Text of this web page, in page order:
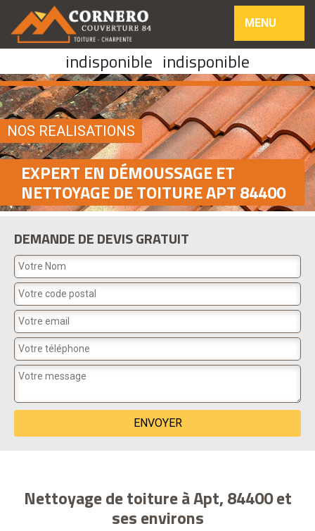
MENU
indisponible indisponible
NOS REALISATIONS
EXPERT EN DÉMOUSSAGE ET
NETTOYAGE DE TOITURE APT 84400
DEMANDE DE DEVIS GRATUIT
Nettoyage de toiture à Apt, 84400 et
ses environs